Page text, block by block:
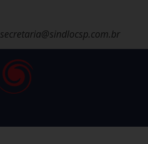
secretaria@sindlocsp.com.br